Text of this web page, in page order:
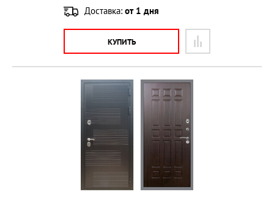
Доставка: от 1 дня
КУПИТЬ